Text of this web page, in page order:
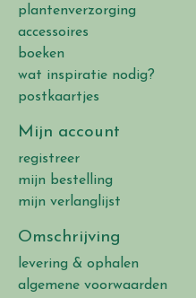
plantenverzorging
accessoires
boeken
wat inspiratie nodig?
postkaartjes
Mijn account
registreer
mijn bestelling
mijn verlanglijst
Omschrijving
levering & ophalen
algemene voorwaarden